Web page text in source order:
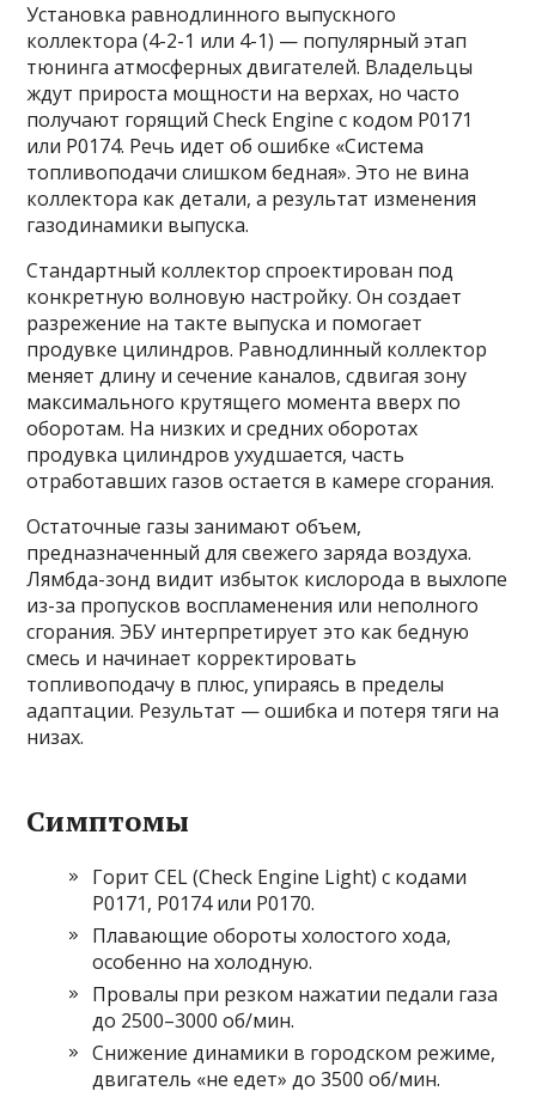
Установка равнодлинного выпускного
коллектора (4-2-1 или 4-1) — популярный этап
тюнинга атмосферных двигателей. Владельцы
ждут прироста мощности на верхах, но часто
получают горящий Check Engine с кодом P0171
или P0174. Речь идет об ошибке «Система
топливоподачи слишком бедная». Это не вина
коллектора как детали, а результат изменения
газодинамики выпуска.
Стандартный коллектор спроектирован под
конкретную волновую настройку. Он создает
разрежение на такте выпуска и помогает
продувке цилиндров. Равнодлинный коллектор
меняет длину и сечение каналов, сдвигая зону
максимального крутящего момента вверх по
оборотам. На низких и средних оборотах
продувка цилиндров ухудшается, часть
отработавших газов остается в камере сгорания.
Остаточные газы занимают объем,
предназначенный для свежего заряда воздуха.
Лямбда-зонд видит избыток кислорода в выхлопе
из-за пропусков воспламенения или неполного
сгорания. ЭБУ интерпретирует это как бедную
смесь и начинает корректировать
топливоподачу в плюс, упираясь в пределы
адаптации. Результат — ошибка и потеря тяги на
низах.
Симптомы
Горит CEL (Check Engine Light) с кодами
P0171, P0174 или P0170.
Плавающие обороты холостого хода,
особенно на холодную.
Провалы при резком нажатии педали газа
до 2500–3000 об/мин.
Снижение динамики в городском режиме,
двигатель «не едет» до 3500 об/мин.